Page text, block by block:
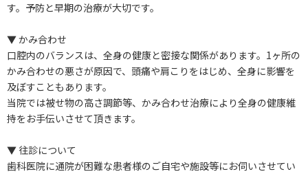
す。予防と早期の治療が大切です。
▼ かみ合わせ
口腔内のバランスは、全身の健康と密接な関係があります。1ヶ所の
かみ合わせの悪さが原因で、頭痛や肩こりをはじめ、全身に影響を
及ぼすこともあります。
当院では被せ物の高さ調節等、かみ合わせ治療により全身の健康維
持をお手伝いさせて頂きます。
▼ 往診について
歯科医院に通院が困難な患者様のご自宅や施設等にお伺いさせてい